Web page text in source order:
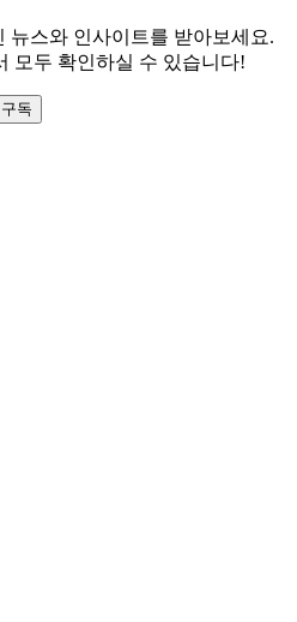
뉴스와 인사이트를 받아보세요.
모두 확인하실 수 있습니다!
구독